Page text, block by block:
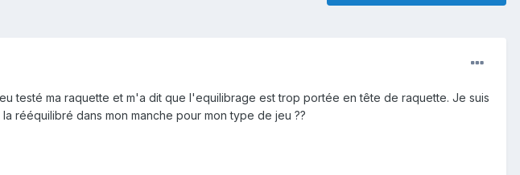
testé ma raquette et m'a dit que l'equilibrage est trop portée en tête de raquette. Je suis
rééquilibré dans mon manche pour mon type de jeu ??